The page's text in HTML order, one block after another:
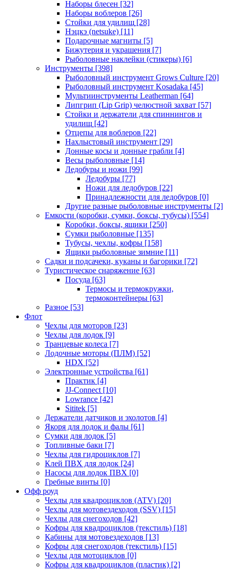
Наборы блесен [32]
Наборы воблеров [26]
Стойки для удилищ [28]
Нэцкэ (netsuke) [11]
Подарочные магниты [5]
Бижутерия и украшения [7]
Рыболовные наклейки (стикеры) [6]
Инструменты [398]
Рыболовный инструмент Grows Culture [20]
Рыболовный инструмент Kosadaka [45]
Мультиинструменты Leatherman [64]
Липгрип (Lip Grip) челюстной захват [57]
Стойки и держатели для спиннингов и
удилищ [42]
Отцепы для воблеров [22]
Нахлыстовый инструмент [29]
Донные косы и донные грабли [4]
Весы рыболовные [14]
Ледобуры и ножи [99]
Ледобуры [77]
Ножи для ледобуров [22]
Принадлежности для ледобуров [0]
Другие разные рыболовные инструменты [2]
Емкости (коробки, сумки, боксы, тубусы) [554]
Коробки, боксы, ящики [250]
Сумки рыболовные [135]
Тубусы, чехлы, кофры [158]
Ящики рыболовные зимние [11]
Садки и подсачеки, куканы и багорики [72]
Туристическое снаряжение [63]
Посуда [63]
Термосы и термокружки,
термоконтейнеры [63]
Разное [53]
Флот
Чехлы для моторов [23]
Чехлы для лодок [9]
Транцевые колеса [7]
Лодочные моторы (ПЛМ) [52]
HDX [52]
Электронные устройства [61]
Практик [4]
JJ-Connect [10]
Lowrance [42]
Sititek [5]
Держатели датчиков и эхолотов [4]
Якоря для лодок и фалы [61]
Сумки для лодок [5]
Топливные баки [7]
Чехлы для гидроциклов [7]
Клей ПВХ для лодок [24]
Насосы для лодок ПВХ [0]
Гребные винты [0]
Офф роуд
Чехлы для квадроциклов (ATV) [20]
Чехлы для мотовездеходов (SSV) [15]
Чехлы для снегоходов [42]
Кофры для квадроциклов (текстиль) [18]
Кабины для мотовездеходов [13]
Кофры для снегоходов (текстиль) [15]
Чехлы для мотоциклов [0]
Кофры для квадроциклов (пластик) [2]